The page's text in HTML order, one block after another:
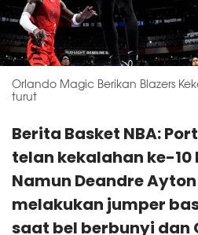
Orlando Magic Berikan Blazers
turut
Berita Basket NBA:
telan kekalahan ke-
Namun Deandre
melakukan jumper
saat bel berbunyi dan